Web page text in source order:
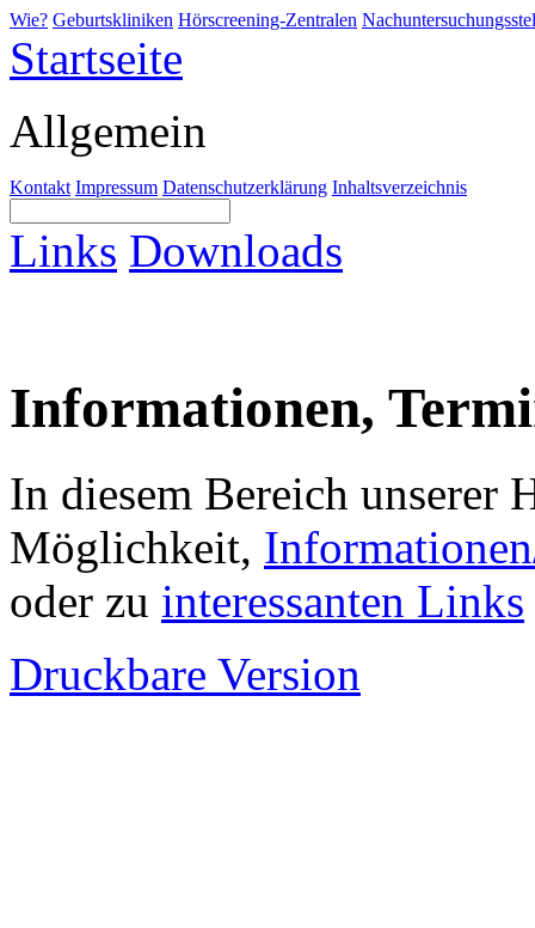
Wie? Geburtskliniken Hörscreening-Zentralen
Startseite
Allgemein
Kontakt Impressum Datenschutzerklärung Inhaltsverzeichnis
Links Downloads
Informationen,
In diesem Bereich unserer
Möglichkeit,
oder zu interessanten Links
Druckbare Version